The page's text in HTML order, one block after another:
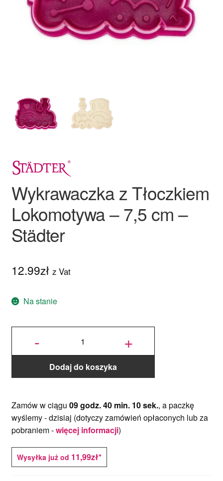
Ozdoby na tort weselny
Wykrawaczka z Tłoczkiem
Lokomotywa – 7,5 cm –
Städter
12.99zł z Vat
Na stanie
-
ilość
Lokomotywa -
7,5 cm -
Städter +
Dodaj do koszyka
Zamów w ciągu 09 godz. 40 min. 10 sek., a paczkę
wyślemy -dzisiaj (dotyczy zamówień opłaconych lub za
pobraniem -więcej informacji)
Wysyłka już od 11,99zł*